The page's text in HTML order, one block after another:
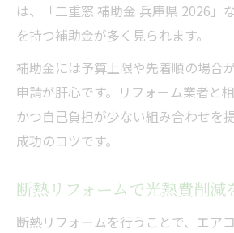
は、「二重窓 補助金 兵庫県 2026」
を持つ補助金が多く見られます。
補助金には予算上限や先着順の場合
申請が肝心です。リフォーム業者と
かつ自己負担が少ない組み合わせを
成功のコツです。
断熱リフォームで光熱費削減
断熱リフォームを行うことで、エア